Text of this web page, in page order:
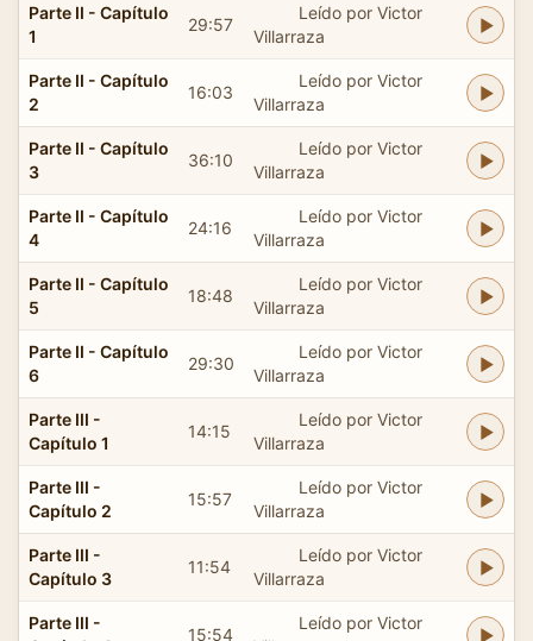
Parte II - Capítulo
1
29:57
Leído por Victor
Villarraza
Parte II - Capítulo
2
16:03
Leído por Victor
Villarraza
Parte II - Capítulo
3
36:10
Leído por Victor
Villarraza
Parte II - Capítulo
4
24:16
Leído por Victor
Villarraza
Parte II - Capítulo
5
18:48
Leído por Victor
Villarraza
Parte II - Capítulo
6
29:30
Leído por Victor
Villarraza
Parte III -
Capítulo 1
14:15
Leído por Victor
Villarraza
Parte III -
Capítulo 2
15:57
Leído por Victor
Villarraza
Parte III -
Capítulo 3
11:54
Leído por Victor
Villarraza
Parte III -
15:54
Leído por Victor